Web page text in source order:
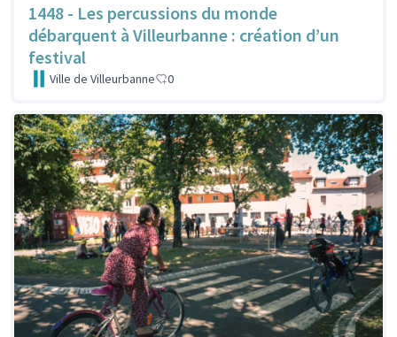
1448 - Les percussions du monde
débarquent à Villeurbanne : création d’un
festival
Ville de Villeurbanne 0